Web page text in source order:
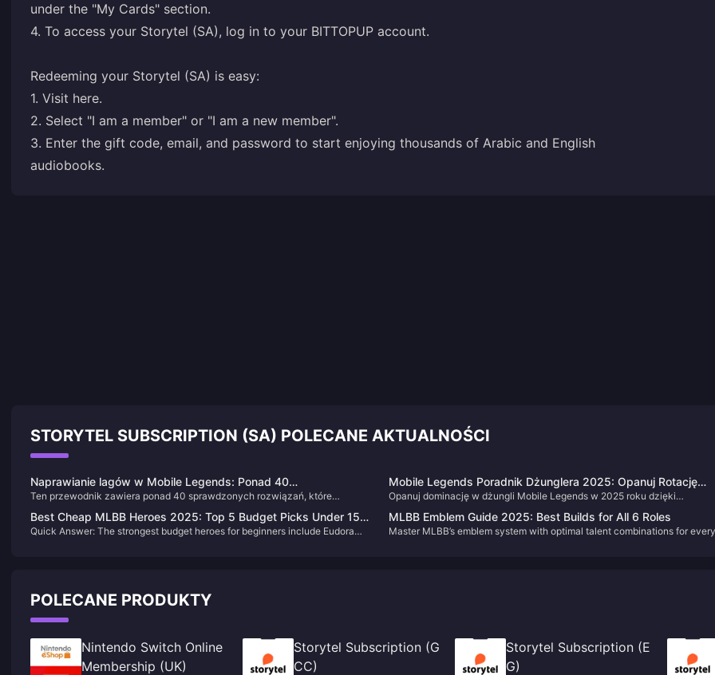
under the "My Cards" section.
4. To access your Storytel (SA), log in to your BITTOPUP account.
Redeeming your Storytel (SA) is easy:
1. Visit here.
2. Select "I am a member" or "I am a new member".
3. Enter the gift code, email, and password to start enjoying thousands of Arabic and English
audiobooks.
STORYTEL SUBSCRIPTION (SA) POLECANE AKTUALNOŚCI
Naprawianie lagów w Mobile Legends: Ponad 40
sprawdzonych sposobów na uzyskanie poniżej 50 ms
Ten przewodnik zawiera ponad 40 sprawdzonych rozwiązań, które
optymalizacji sieci zmniejszającej ping poniżej 50 ms po ustawienia
urządzenia zapewniające stabilne 60 FPS, te metody działają na
Mobile Legends Poradnik Dżunglera 2025: Opanuj Rotację
60/40
Opanuj dominację w dżungli Mobile Legends w 2025 roku dzięki
wczesnej przewagi. Naucz się najszybszych ścieżek czyszczenia,
optymalnych okienek na ganki i koordynacji na poziomie profesjonalnym,
Best Cheap MLBB Heroes 2025: Top 5 Budget Picks Under 15K
BP
Quick Answer: The strongest budget heroes for beginners include Eudora
MLBB Emblem Guide 2025: Best Builds for All 6 Roles
Master MLBB’s emblem system with optimal talent combinations for every
POLECANE PRODUKTY
Nintendo Switch Online
Membership (UK)
Storytel Subscription (G
CC)
Storytel Subscription (E
G)